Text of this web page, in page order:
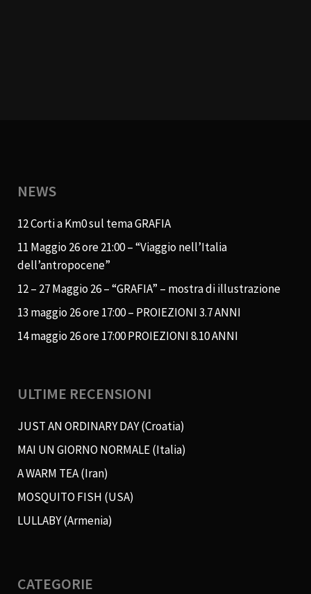
NEWS
12 Corti a Km0 sul tema GRAFIA
11 Maggio 26 ore 21:00 – “Viaggio nell’Italia
dell’antropocene”
12 – 27 Maggio 26 – “GRAFIA” – mostra di illustrazione
13 maggio 26 ore 17:00 – PROIEZIONI 3.7 ANNI
14 maggio 26 ore 17:00 PROIEZIONI 8.10 ANNI
ULTIME RECENSIONI
JUST AN ORDINARY DAY (Croatia)
MAI UN GIORNO NORMALE (Italia)
A WARM TEA (Iran)
MOSQUITO FISH (USA)
LULLABY (Armenia)
CATEGORIE